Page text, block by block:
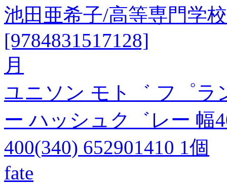
池田亜希子/高等専門学
[9784831517128]
月
ユニソン モト゛ フ゜ラ
ー ハッシュク゛レー 幅
400(340) 652901410 1個
fate